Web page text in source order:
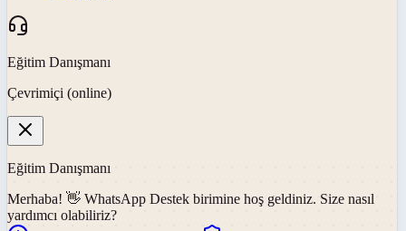
Eğitim Danışmanı
Çevrimiçi (online)
Eğitim Danışmanı
Merhaba! 👋 WhatsApp Destek birimine hoş geldiniz. Size nasıl
yardımcı olabiliriz?